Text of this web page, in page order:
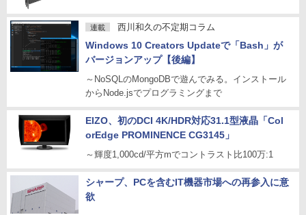
連載 西川和久の不定期コラム
Windows 10 Creators Updateで「Bash」が
バージョンアップ【後編】
～NoSQLのMongoDBで遊んでみる。インストール
からNode.jsでプログラミングまで
EIZO、初のDCI 4K/HDR対応31.1型液晶「Col
orEdge PROMINENCE CG3145」
～輝度1,000cd/平方mでコントラスト比100万:1
シャープ、PCを含むIT機器市場への再参入に意
欲